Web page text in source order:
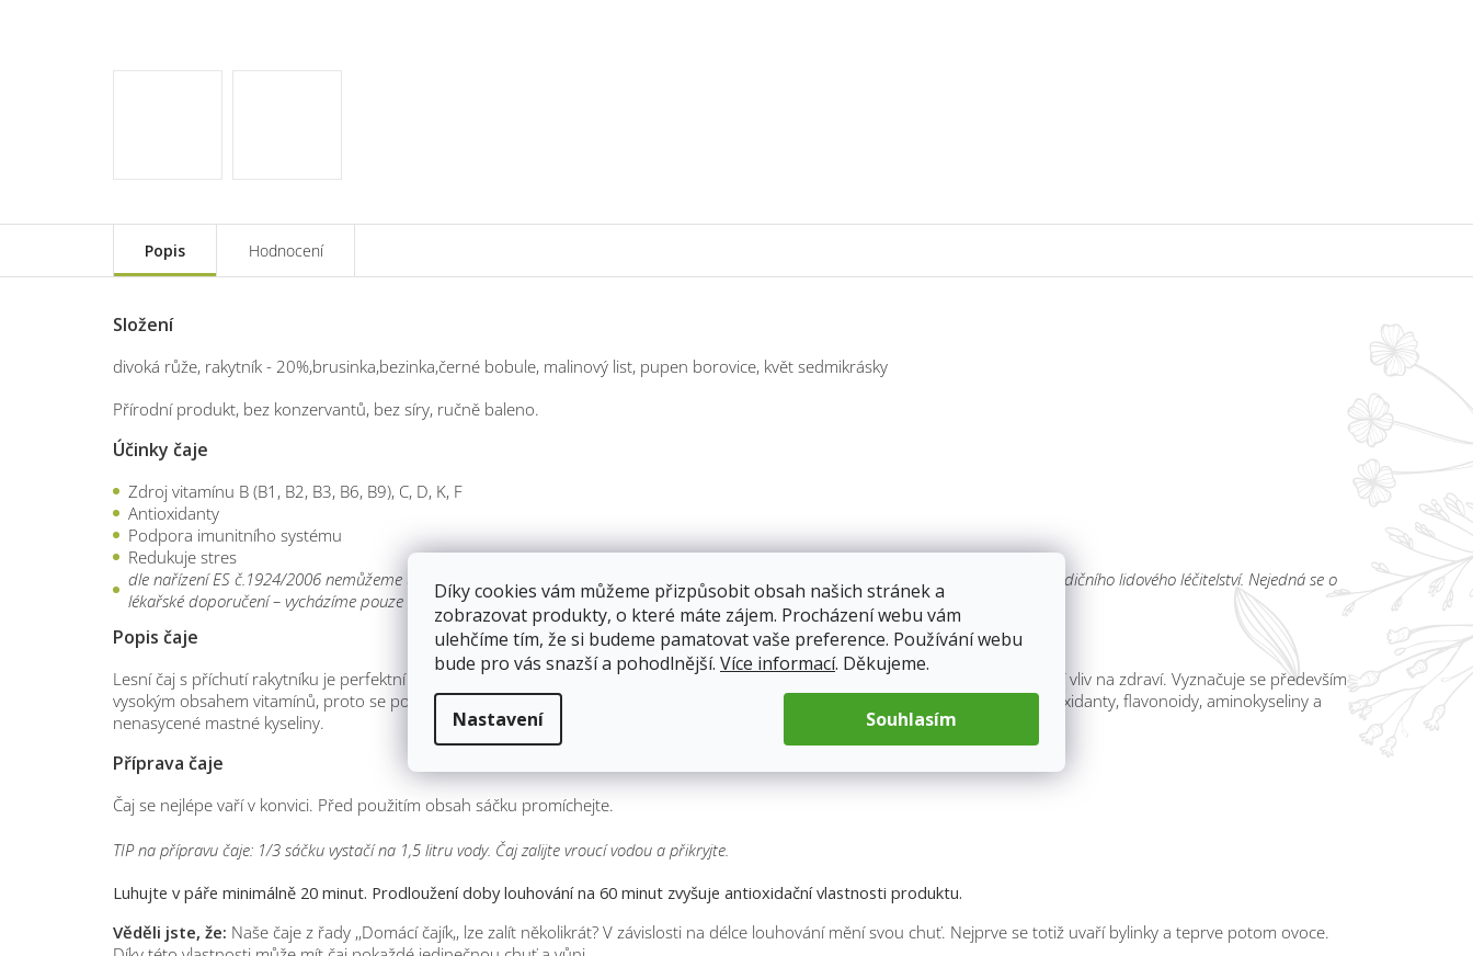
Díky cookies vám můžeme přizpůsobit obsah našich stránek a
zobrazovat produkty, o které máte zájem. Procházení webu vám
ulehčíme tím, že si budeme pamatovat vaše preference. Používání webu
bude pro vás snazší a pohodlnější. Více informací. Děkujeme.
Nastavení Souhlasím
Popis Hodnocení
Složení
divoká růže, rakytník - 20%,brusinka,bezinka,černé bobule, malinový list, pupen borovice, květ sedmikrásky
Přírodní produkt, bez konzervantů, bez síry, ručně baleno.
Účinky čaje
Zdroj vitamínu B (B1, B2, B3, B6, B9), C, D, K, F
Antioxidanty
Podpora imunitního systému
Redukuje stres
dle nařízení ES č.1924/2006 nemůžeme uvádět zdravotní účinky, proto výše uvedené léčivé účinky jsou formou tipů našich babiček a tradičního lidového léčitelství. Nejedná se o
lékařské doporučení – vycházíme pouze informací z internetu, které nemusí být odborné.
Popis čaje
Lesní čaj s příchutí rakytníku je perfektní jako teplý i studený nálev. Rakytník obsahuje mnoho bioaktivních látek, které mají pozitivní vliv na zdraví. Vyznačuje se především
vysokým obsahem vitamínů, proto se po něm vyplatí sáhnout při podzimních a zimních výkyvech imunity. Navíc je bohatý na antioxidanty, flavonoidy, aminokyseliny a
nenasycené mastné kyseliny.
Příprava čaje
Čaj se nejlépe vaří v konvici. Před použitím obsah sáčku promíchejte.
TIP na přípravu čaje: 1/3 sáčku vystačí na 1,5 litru vody. Čaj zalijte vroucí vodou a přikryjte.
Luhujte v páře minimálně 20 minut. Prodloužení doby louhování na 60 minut zvyšuje antioxidační vlastnosti produktu.
Věděli jste, že: Naše čaje z řady ,,Domácí čajík,, lze zalít několikrát? V závislosti na délce louhování mění svou chuť. Nejprve se totiž uvaří bylinky a teprve potom ovoce.